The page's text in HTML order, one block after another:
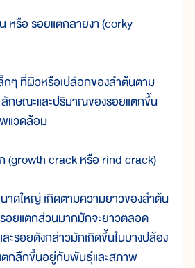
อ รอยแตกลายงา (corky
ที่ผิวหรือเปลือกของลำต้นตาม
กษณะและปริมาณของรอยแตกขึ้น
แวดล้อม
crack หรือ rind crack)
ใหญ่ เกิดตามความยาวของลำต้น
รอยแตกส่วนมากมักจะยาวตลอด
ะรอยดังกล่าวมักเกิดขึ้นในบางปล้อง
ตกลึกขึ้นอยู่กับพันธุ์และสภาพ